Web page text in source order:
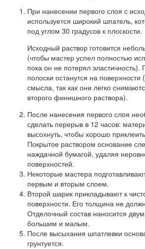
При нанесении первого слоя с
используется широкий шпатель,
под углом 30 градусов к плоскости.
Исходный раствор готовится
(чтобы мастер успел полностью
пока он не потерял эластичность).
полоски останутся на
смысла, так как они легко
второго финишного раствора).
После нанесения первого слоя
сделать перерыв в 12 часов:
высохнуть, чтобы хорошо
Покрытое раствором основание
наждачной бумагой, удаляя
поверхностей.
Некоторые мастера
первым и вторым слоем.
Второй шарик прикладывают к
поверхности. Его толщина не
Отделочный состав наносится
большим и малым.
После высыхания шпатлевки
грунтуется.